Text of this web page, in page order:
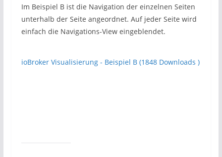
Im Beispiel B ist die Navigation der einzelnen Seiten
unterhalb der Seite angeordnet. Auf jeder Seite wird
einfach die Navigations-View eingeblendet.
ioBroker Visualisierung - Beispiel B (1848 Downloads )